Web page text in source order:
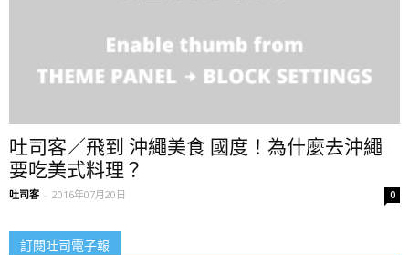
吐司客／飛到 沖繩美食 國度！為什麼去沖繩
要吃美式料理？
吐司客 - 2016年07月20日 0
訂閱吐司電子報